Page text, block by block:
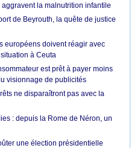
la malnutrition infantile
de Beyrouth, la quête de justice
européens doivent réagir avec
à Ceuta
est prêt à payer moins
visionnage de publicités
ne disparaîtront pas avec la
: depuis la Rome de Néron, un
une élection présidentielle